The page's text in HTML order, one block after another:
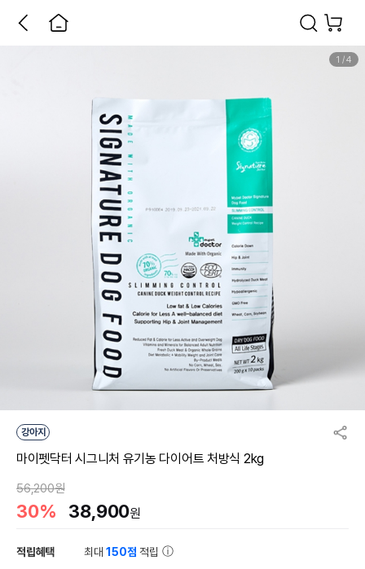
1 /4
강아지
마이펫닥터 시그니처 유기농 다이어트 처방식 2kg
56,200원
30% 38,900원
적립혜택 최대150점 적립